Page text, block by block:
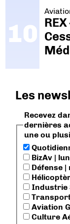
Les
Recevez
dernières
une ou
BizAv |
Défense |
Industrie
Aviation
Culture